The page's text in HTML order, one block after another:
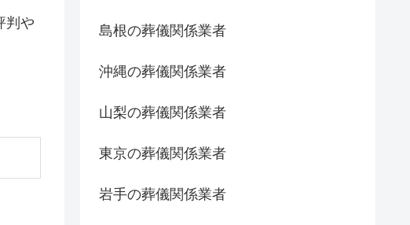
判や
島根の葬儀関係業者
沖縄の葬儀関係業者
山梨の葬儀関係業者
東京の葬儀関係業者
岩手の葬儀関係業者